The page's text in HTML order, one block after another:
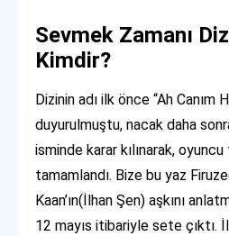
Sevmek Zamanı
Kimdir?
Dizinin adı ilk önce “Ah Canım
duyurulmuştu, nacak daha
isminde karar kılınarak,
tamamlandı. Bize bu yaz
Kaan’ın(İlhan Şen) aşkını
12 mayıs itibariyle sete çıktı.